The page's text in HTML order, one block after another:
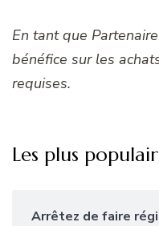
En tant que
bénéfice sur les
requises.
Les plus
Arrêtez de faire